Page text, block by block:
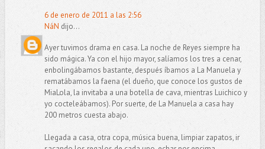
6 de enero de 2011 a las 2:56
NáN dijo...
Ayer tuvimos drama en casa. La noche de Reyes siempre ha
sido mágica. Ya con el hijo mayor, salíamos los tres a cenar,
enbolingábamos bastante, después íbamos a La Manuela y
rematábamos la faena (el dueño, que conoce los gustos de
MiaLola, la invitaba a una botella de cava, mientras Luichico y
yo cocteleábamos). Por suerte, de La Manuela a casa hay
200 metros cuesta abajo.
Llegada a casa, otra copa, música buena, limpiar zapatos, ir